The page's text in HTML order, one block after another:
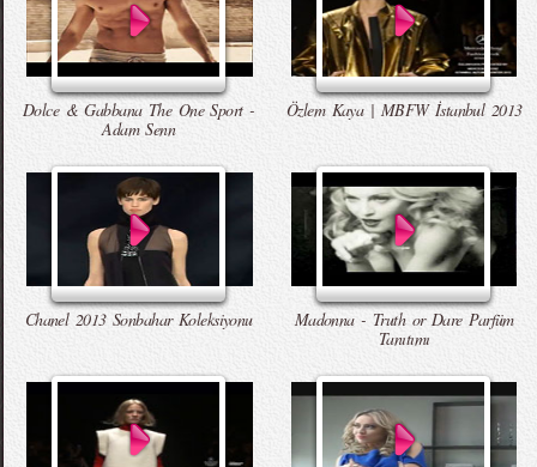
Dolce & Gabbana The One Sport -
Adam Senn
Özlem Kaya | MBFW İstanbul 2013
Chanel 2013 Sonbahar Koleksiyonu
Madonna - Truth or Dare Parfüm
Tanıtımı